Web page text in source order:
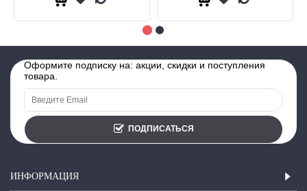
Оформите подписку на: акции, скидки и поступления
товара.
ПОДПИСАТЬСЯ
ИНФОРМАЦИЯ